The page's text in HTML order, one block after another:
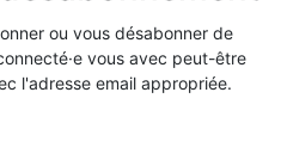
ou vous désabonner de
vous avec peut-être
l'adresse email appropriée.